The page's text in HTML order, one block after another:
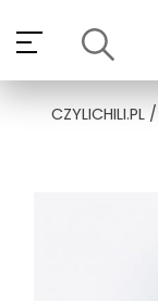
content
CZYLICHILI.PL /